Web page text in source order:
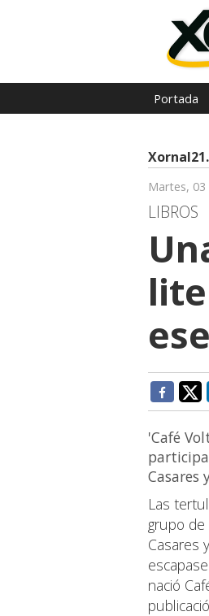
Portada
Martes,
LIBROS
'Café
Casares
Las
grupo
Casares
nació